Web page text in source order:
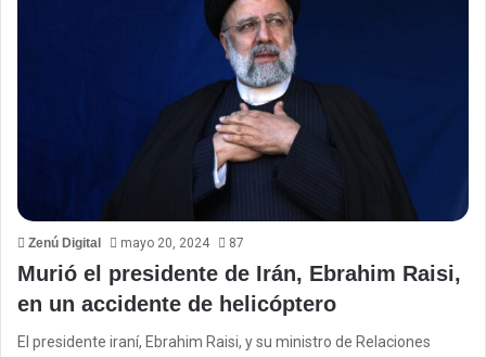
Zenú Digital mayo 20, 2024 87
Murió el presidente de Irán, Ebrahim Raisi,
en un accidente de helicóptero
El presidente iraní, Ebrahim Raisi, y su ministro de Relaciones